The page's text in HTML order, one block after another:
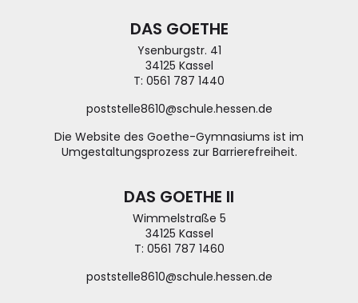
DAS GOETHE
Ysenburgstr. 41
34125 Kassel
T: 0561 787 1440
poststelle8610@schule.hessen.de
Die Website des Goethe-Gymnasiums ist im
Umgestaltungsprozess zur Barrierefreiheit.
DAS GOETHE II
Wimmelstraße 5
34125 Kassel
T: 0561 787 1460
poststelle8610@schule.hessen.de